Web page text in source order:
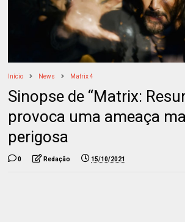
Início News Matrix 4
Sinopse de “Matrix:
provoca uma ameaça
perigosa
0 Redação 15/10/2021